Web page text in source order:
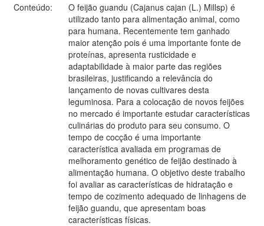
Conteúdo:
O feijão guandu (Cajanus cajan (L.) Millsp) é
utilizado tanto para alimentação animal, como
para humana. Recentemente tem ganhado
maior atenção pois é uma importante fonte de
proteínas, apresenta rusticidade e
adaptabilidade à maior parte das regiões
brasileiras, justificando a relevância do
lançamento de novas cultivares desta
leguminosa. Para a colocação de novos feijões
no mercado é importante estudar características
culinárias do produto para seu consumo. O
tempo de cocção é uma importante
característica avaliada em programas de
melhoramento genético de feijão destinado à
alimentação humana. O objetivo deste trabalho
foi avaliar as características de hidratação e
tempo de cozimento adequado de linhagens de
feijão guandu, que apresentam boas
características físicas.